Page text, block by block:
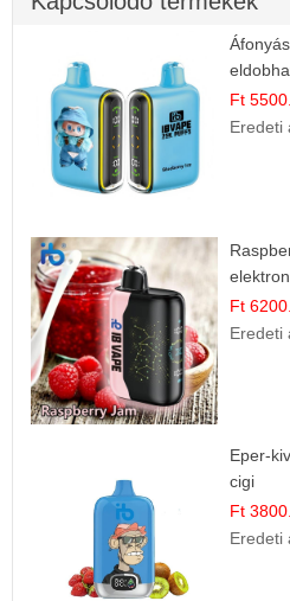
Ft
Eredeti
Ft
Eredeti
Eper-
cigi
Ft
Eredeti